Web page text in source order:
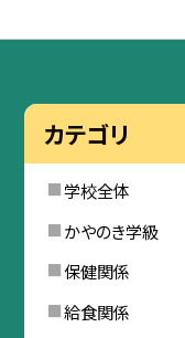
カテゴリ
学校全体
かやのき学級
保健関係
給食関係